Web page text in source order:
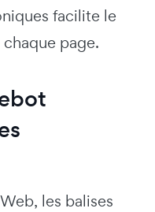
facilite le
page.
les balises